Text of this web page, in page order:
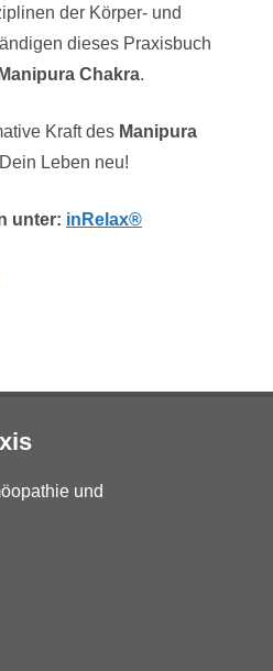
der Körper- und
dieses Praxisbuch
Manipura Chakra.
Kraft des Manipura
Leben neu!
unter: inRelax®
und